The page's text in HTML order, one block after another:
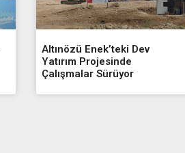
Altınözü Enek’teki Dev
Yatırım Projesinde
Çalışmalar Sürüyor